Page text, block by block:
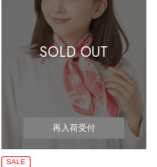
SOLD OUT
再入荷受付
SALE